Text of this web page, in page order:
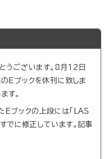
うございます。8月12日
のEブックを休刊に致しま
す。
ブックの上段には「LAS
でに修正しています。記事